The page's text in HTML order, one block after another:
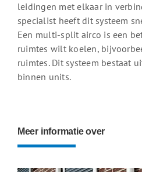
leidingen met elkaar in
specialist heeft dit systeem
Een multi-split airco is een
ruimtes wilt koelen,
ruimtes. Dit systeem bestaat
binnen units.
Meer informatie over